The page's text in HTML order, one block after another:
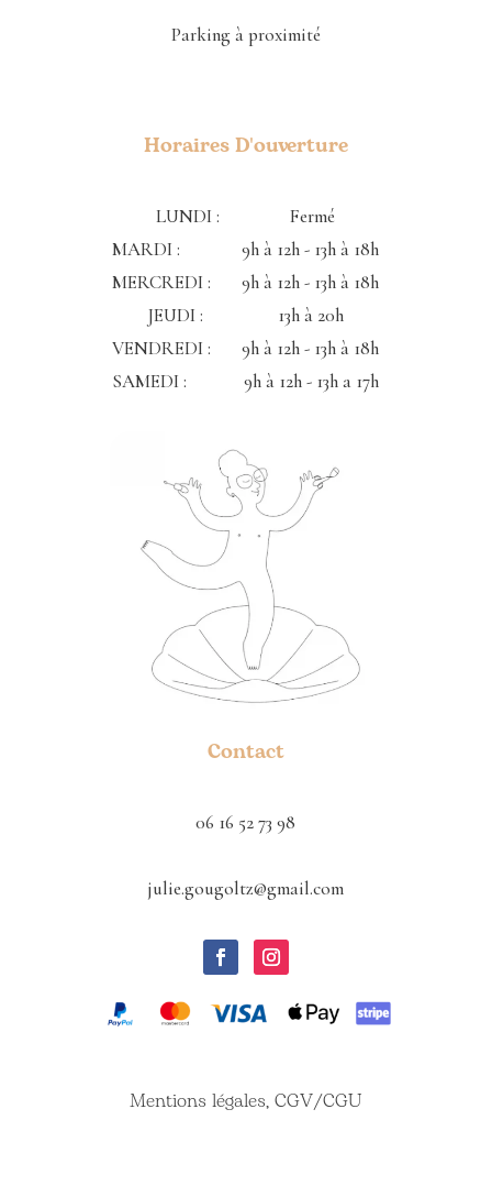
Parking à proximité
Horaires D'ouverture
LUNDI : Fermé
MARDI : 9h à 12h - 13h à 18h
MERCREDI : 9h à 12h - 13h à 18h
JEUDI : 13h à 20h
VENDREDI : 9h à 12h - 13h à 18h
SAMEDI : 9h à 12h - 13h a 17h
Contact
06 16 52 73 98
julie.gougoltz@gmail.com
Mentions légales, CGV/CGU